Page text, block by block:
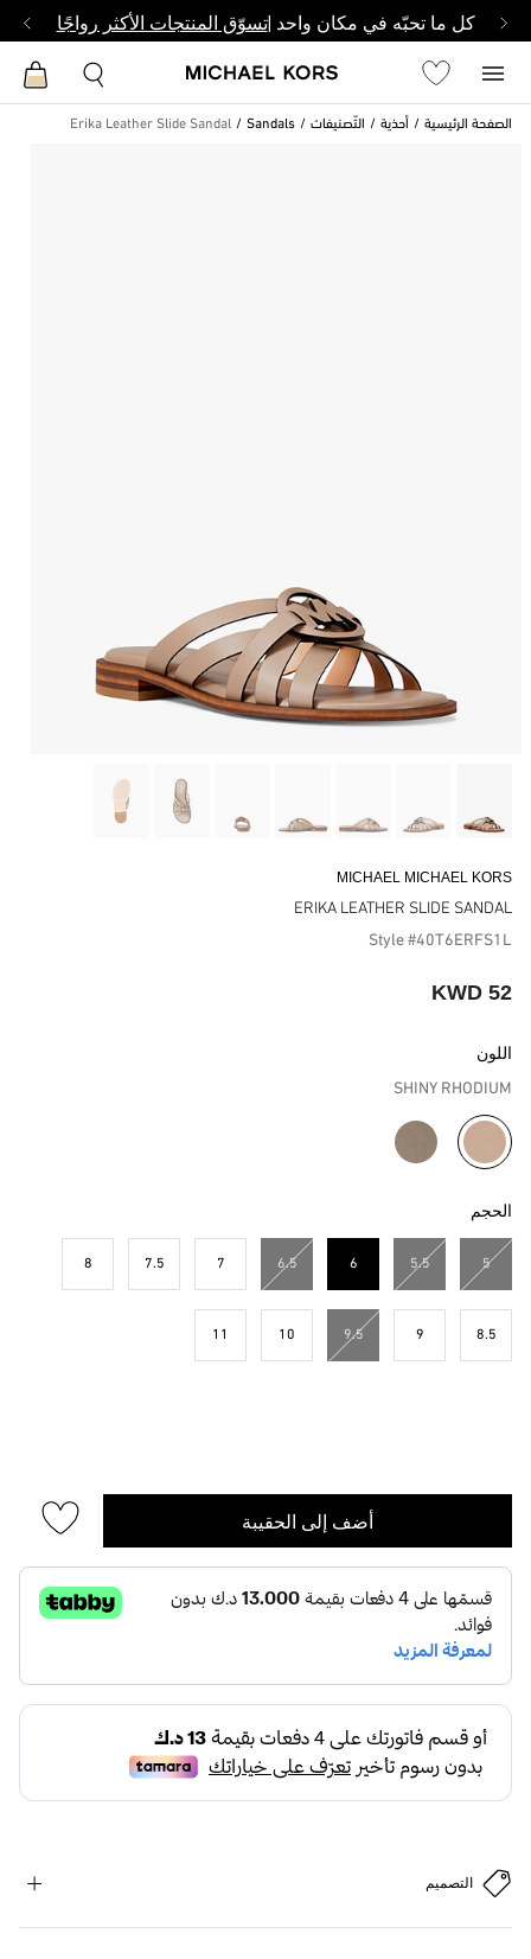
كل ما تحبّه في مكان واحد |تسوّق المنتجات الأكثر رواجًا
الصفحة الرئيسية أحذية التّصنيفات Sandals
Erika Leather Slide Sandal
MICHAEL MICHAEL KORS
ERIKA LEATHER SLIDE SANDAL
Style #40T6ERFS1L
52 KWD
اللون
SHINY RHODIUM
مختار
الحجم
5
5.5
6
6.5
7
7.5
8
8.5
9
9.5
10
11
أضف إلى الحقيبة
التصميم